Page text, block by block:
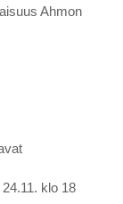
Ahmon
klo 18